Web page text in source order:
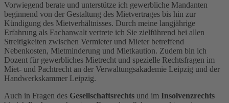
Vorwiegend berate und unterstütze ich gewerbliche Mandanten
beginnend von der Gestaltung des Mietvertrages bis hin zur
Kündigung des Mietverhältnisses. Durch meine langjährige
Erfahrung als Fachanwalt vertrete ich Sie zielführend bei allen
Streitigkeiten zwischen Vermieter und Mieter betreffend
Nebenkosten, Mietminderung und Mietkaution. Zudem bin ich
Dozent für gewerbliches Mietrecht und spezielle Rechtsfragen im
Miet- und Pachtrecht an der Verwaltungsakademie Leipzig und der
Handwerkskammer Leipzig.
Auch in Fragen des Gesellschaftsrechts und im Insolvenzrechts